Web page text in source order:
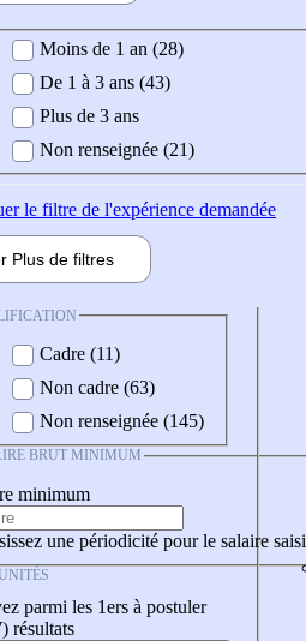
demandée
Moins de 1 an (28)
De 1 à 3 ans (43)
Plus de 3 ans
Non renseignée (21)
le filtre de l'expérience demandée
Plus de filtres
Cadre (11)
Non cadre (63)
Non renseignée (145)
BRUT MINIMUM
minimum
une périodicité pour le salaire saisi
parmi les 1ers à postuler
résultats